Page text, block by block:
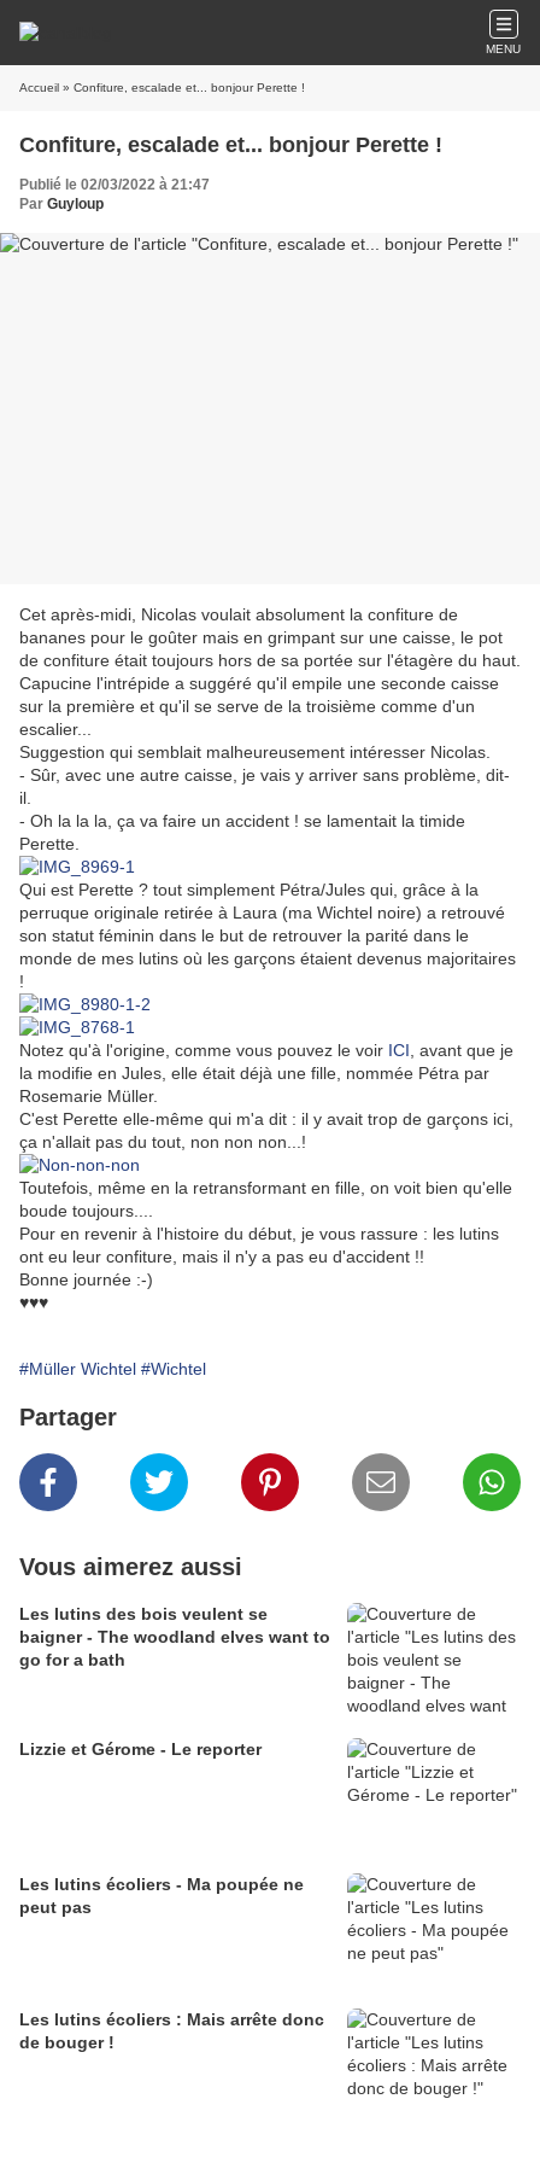
MENU
Accueil » Confiture, escalade et... bonjour Perette !
Confiture, escalade et... bonjour Perette !
Publié le 02/03/2022 à 21:47
Par Guyloup
Cet après-midi, Nicolas voulait absolument la confiture de
bananes pour le goûter mais en grimpant sur une caisse, le pot
de confiture était toujours hors de sa portée sur l'étagère du haut.
Capucine l'intrépide a suggéré qu'il empile une seconde caisse
sur la première et qu'il se serve de la troisième comme d'un
escalier...
Suggestion qui semblait malheureusement intéresser Nicolas.
- Sûr, avec une autre caisse, je vais y arriver sans problème, dit-
il.
- Oh la la la, ça va faire un accident ! se lamentait la timide
Perette.
Qui est Perette ? tout simplement Pétra/Jules qui, grâce à la
perruque originale retirée à Laura (ma Wichtel noire) a retrouvé
son statut féminin dans le but de retrouver la parité dans le
monde de mes lutins où les garçons étaient devenus majoritaires
!
Notez qu'à l'origine, comme vous pouvez le voir ICI , avant que je
la modifie en Jules, elle était déjà une fille, nommée Pétra par
Rosemarie Müller.
C'est Perette elle-même qui m'a dit : il y avait trop de garçons ici,
ça n'allait pas du tout, non non non...!
Toutefois, même en la retransformant en fille, on voit bien qu'elle
boude toujours....
Pour en revenir à l'histoire du début, je vous rassure : les lutins
ont eu leur confiture, mais il n'y a pas eu d'accident !!
Bonne journée :-)
♥♥♥
#Müller Wichtel #Wichtel
Partager
Vous aimerez aussi
Les lutins des bois veulent se
baigner - The woodland elves want to
go for a bath
Lizzie et Gérome - Le reporter
Les lutins écoliers - Ma poupée ne
peut pas
Les lutins écoliers : Mais arrête donc
de bouger !